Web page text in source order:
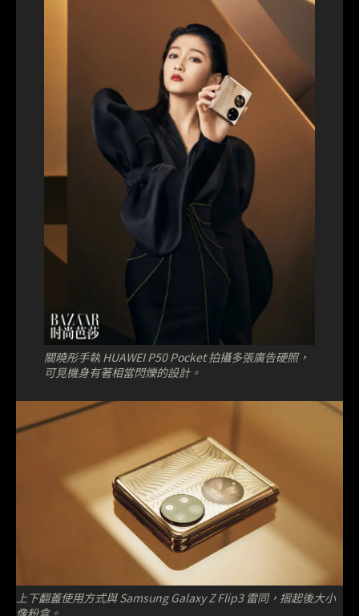
關曉彤手執 HUAWEI P50 Pocket 拍攝多張廣告硬照，
可見機身有著相當閃爍的設計。
上下翻蓋使用方式與 Samsung Galaxy Z Flip3 雷同，摺起後大小
像粉盒。